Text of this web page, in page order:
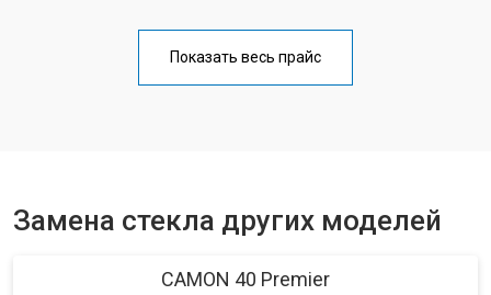
Ремонт цепи питания от 3200 ₽
Показать весь прайс
Замена стекла других моделей
CAMON 40 Premier